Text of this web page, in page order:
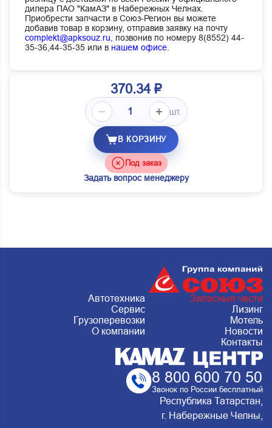
дилера ПАО "КамАЗ" в Набережных Челнах.
Приобрести запчасти в Союз-Регион вы можете
добавив товар в корзину, отправив заявку на почту
complekt@apksouz.ru, позвонив по номеру 8(8552) 44-
35-36,44-35-35 или в нашем офисе.
370.34 ₽
шт.
В КОРЗИНУ
Под заказ
Задать вопрос менеджеру
Автотехника
Запасные части
Сервис
Лизинг
Грузоперевозки
Мотель
О компании
Новости
Контакты
8 800 600 70 50
Звонок по России бесплатный
Республика Татарстан,
г. Набережные Челны,